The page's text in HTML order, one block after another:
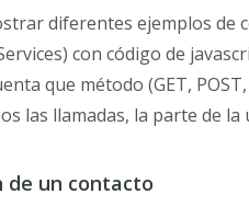
diferentes ejemplos de
con código de
que método (GET,
las llamadas, la parte de la
de un contacto